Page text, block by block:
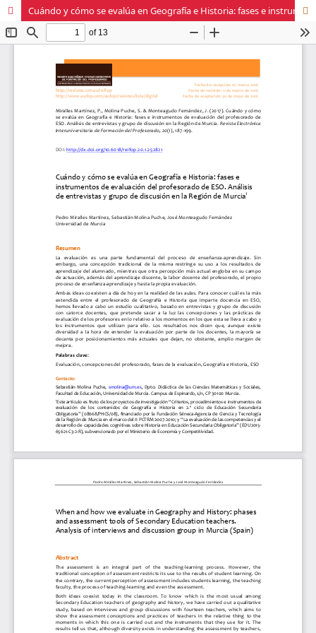
Cuándo y cómo se evalúa en Geografía e Historia: fases e instrumentos de evaluación del profesorado de ESO. Análisis de entrevistas y grupo de discusión en la Región de Murcia